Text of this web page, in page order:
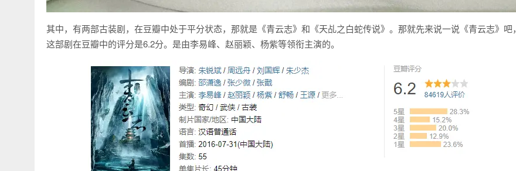
其中，有两部古装剧，在豆瓣中处于平分状态，那就是《青云志》和《天乩之白蛇传说》。那就先来说一说《青云志》吧，
这部剧在豆瓣中的评分是6.2分。是由李易峰、赵丽颖、杨紫等领衔主演的。